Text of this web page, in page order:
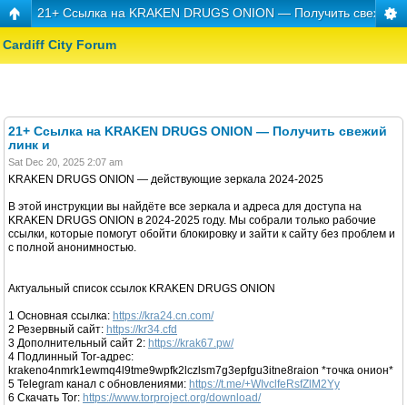
21+ Ссылка на KRAKEN DRUGS ONION — Получить свежий
Cardiff City Forum
21+ Ссылка на KRAKEN DRUGS ONION — Получить свежий
линк и
Sat Dec 20, 2025 2:07 am
KRAKEN DRUGS ONION — действующие зеркала 2024-2025
В этой инструкции вы найдёте все зеркала и адреса для доступа на
KRAKEN DRUGS ONION в 2024-2025 году. Мы собрали только рабочие
ссылки, которые помогут обойти блокировку и зайти к сайту без проблем и
с полной анонимностью.
Актуальный список ссылок KRAKEN DRUGS ONION
1 Основная ссылка: https://kra24.cn.com/
2 Резервный сайт: https://kr34.cfd
3 Дополнительный сайт 2: https://krak67.pw/
4 Подлинный Tor-адрес:
krakeno4nmrk1ewmq4l9tme9wpfk2lczlsm7g3epfgu3itne8raion *точка онион*
5 Telegram канал с обновлениями: https://t.me/+WIvclfeRsfZlM2Yy
6 Скачать Tor: https://www.torproject.org/download/